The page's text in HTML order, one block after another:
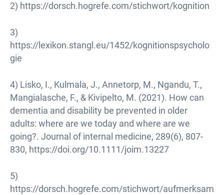
2) https://dorsch.hogrefe.com/stichwort/kognition
3)
https://lexikon.stangl.eu/1452/kognitionspsycholo
gie
4) Lisko, I., Kulmala, J., Annetorp, M., Ngandu, T.,
Mangialasche, F., & Kivipelto, M. (2021). How can
dementia and disability be prevented in older
adults: where are we today and where are we
going?. Journal of internal medicine, 289(6), 807-
830, https://doi.org/10.1111/joim.13227
5)
https://dorsch.hogrefe.com/stichwort/aufmerksam